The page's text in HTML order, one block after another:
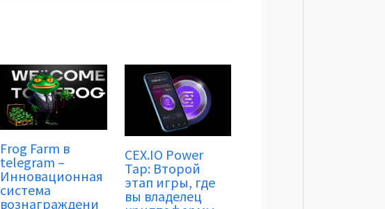
Frog Farm в
telegram –
Инновационная
система
вознаграждени
CEX.IO Power
Tap: Второй
этап игры, где
вы владелец